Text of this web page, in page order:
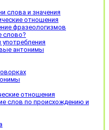
слова и значения
отношения
фразеологизмов
слово?
антонимы
отношения
слов по происхождению и